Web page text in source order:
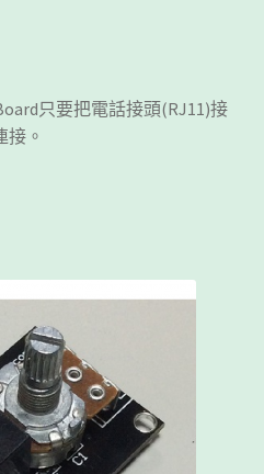
只要把電話接頭(RJ11)接
接。